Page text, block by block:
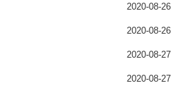
2020-08-26
2020-08-26
2020-08-27
2020-08-27